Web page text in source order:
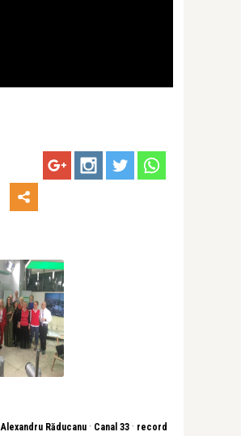
Alexandru Răducanu · Canal 33 · record